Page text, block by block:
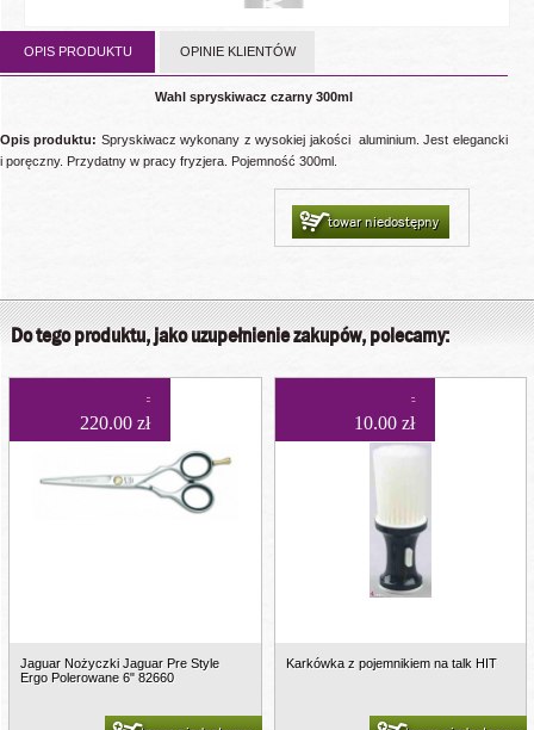
OPIS PRODUKTU OPINIE KLIENTÓW
Wahl spryskiwacz czarny 300ml
Opis produktu: Spryskiwacz wykonany z wysokiej jakości aluminium. Jest elegancki
i poręczny. Przydatny w pracy fryzjera. Pojemność 300ml.
towar niedostępny
Do tego produktu, jako uzupełnienie zakupów, polecamy:
220.00 zł
Jaguar Nożyczki Jaguar Pre Style
Ergo Polerowane 6" 82660
10.00 zł
Karkówka z pojemnikiem na talk HIT